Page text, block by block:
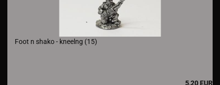
Foot n shako - kneelng (15)
5,20 EUR